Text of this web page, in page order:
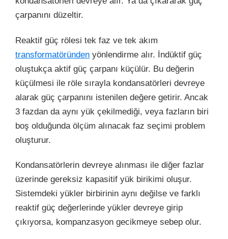
çarpanını düzeltir.
Reaktif güç rölesi tek faz ve tek akım
transformatöründen yönlendirme alır. İndüktif güç
oluştukça aktif güç çarpanı küçülür. Bu değerin
küçülmesi ile röle sırayla kondansatörleri devreye
alarak güç çarpanını istenilen değere getirir. Ancak
3 fazdan da aynı yük çekilmediği, veya fazların biri
boş olduğunda ölçüm alınacak faz seçimi problem
oluşturur.
Kondansatörlerin devreye alınması ile diğer fazlar
üzerinde gereksiz kapasitif yük birikimi oluşur.
Sistemdeki yükler birbirinin aynı değilse ve farklı
reaktif güç değerlerinde yükler devreye girip
çıkıyorsa, kompanzasyon gecikmeye sebep olur.